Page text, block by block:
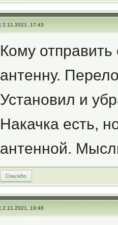
2.11.2021, 17:43
Кому
антенну.
Установил и
Накачка есть,
антенной.
Спасибо
2.11.2021, 19:46